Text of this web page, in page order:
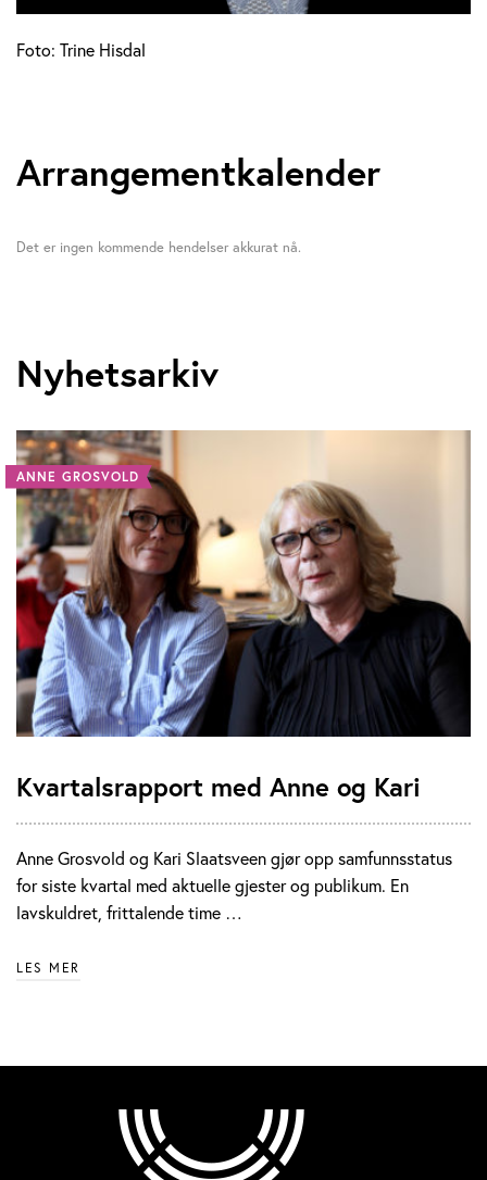
Foto: Trine Hisdal
Arrangementkalender
Det er ingen kommende hendelser akkurat nå.
Nyhetsarkiv
ANNE GROSVOLD
Kvartalsrapport med Anne og Kari
Anne Grosvold og Kari Slaatsveen gjør opp samfunnsstatus
for siste kvartal med aktuelle gjester og publikum. En
lavskuldret, frittalende time …
LES MER